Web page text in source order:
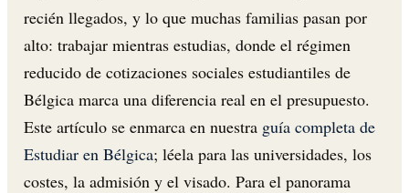
recién llegados, y lo que muchas familias pasan por
alto: trabajar mientras estudias, donde el régimen
reducido de cotizaciones sociales estudiantiles de
Bélgica marca una diferencia real en el presupuesto.
Este artículo se enmarca en nuestra guía completa de
Estudiar en Bélgica; léela para las universidades, los
costes, la admisión y el visado. Para el panorama